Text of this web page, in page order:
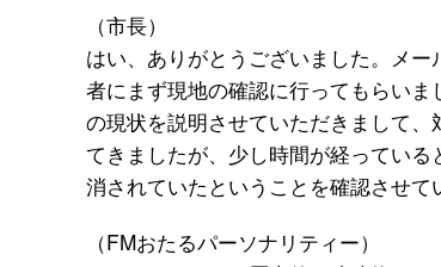
（市長）
はい、ありがとうございました。メ
者にまず現地の確認に行ってもらい
の現状を説明させていただきまして
てきましたが、少し時間が経ってい
消されていたということを確認させて
（FMおたるパーソナリティー）